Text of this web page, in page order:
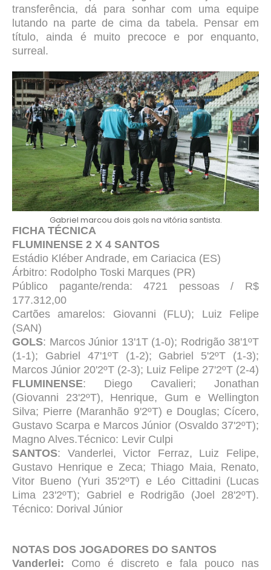
transferência, dá para sonhar com uma equipe
lutando na parte de cima da tabela. Pensar em
título, ainda é muito precoce e por enquanto,
surreal.
Gabriel marcou dois gols na vitória santista.
FICHA TÉCNICA
FLUMINENSE 2 X 4 SANTOS
Estádio Kléber Andrade, em Cariacica (ES)
Árbitro: Rodolpho Toski Marques (PR)
Público pagante/renda: 4721 pessoas / R$
177.312,00
Cartões amarelos: Giovanni (FLU); Luiz Felipe
(SAN)
GOLS: Marcos Júnior 13'1T (1-0); Rodrigão 38'1ºT
(1-1); Gabriel 47'1ºT (1-2); Gabriel 5'2ºT (1-3);
Marcos Júnior 20'2ºT (2-3); Luiz Felipe 27'2ºT (2-4)
FLUMINENSE: Diego Cavalieri; Jonathan
(Giovanni 23'2ºT), Henrique, Gum e Wellington
Silva; Pierre (Maranhão 9'2ºT) e Douglas; Cícero,
Gustavo Scarpa e Marcos Júnior (Osvaldo 37'2ºT);
Magno Alves.Técnico: Levir Culpi
SANTOS: Vanderlei, Victor Ferraz, Luiz Felipe,
Gustavo Henrique e Zeca; Thiago Maia, Renato,
Vitor Bueno (Yuri 35'2ºT) e Léo Cittadini (Lucas
Lima 23'2ºT); Gabriel e Rodrigão (Joel 28'2ºT).
Técnico: Dorival Júnior
NOTAS DOS JOGADORES DO SANTOS
Vanderlei: Como é discreto e fala pouco nas